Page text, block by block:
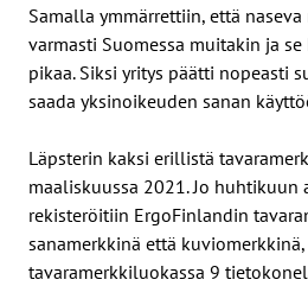
Samalla ymmärrettiin, että
varmasti Suomessa muitakin ja
pikaa. Siksi yritys päätti nopeasti
saada yksinoikeuden sanan
Läpsterin kaksi erillistä
maaliskuussa 2021. Jo
rekisteröitiin ErgoFinlandin
sanamerkkinä että
tavaramerkkiluokassa 9